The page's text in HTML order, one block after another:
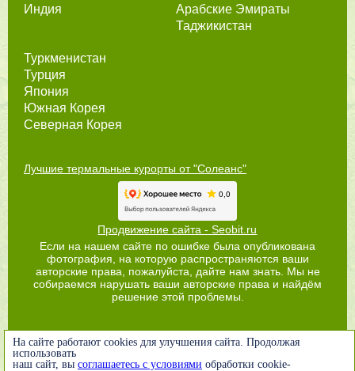
Индия
Арабские Эмираты
Таджикистан
Туркменистан
Турция
Япония
Южная Корея
Северная Корея
Лучшие термальные курорты от "Солеанс"
Продвижение сайта - Seobit.ru
Если на нашем сайте по ошибке была опубликована
фотография, на которую распространяются ваши
авторские права, пожалуйста, дайте нам знать. Мы не
собираемся нарушать ваши авторские права и найдём
решение этой проблемы.
На сайте работают cookies для улучшения сайта. Продолжая
использовать
наш сайт, вы соглашаетесь с условиями обработки cookie-